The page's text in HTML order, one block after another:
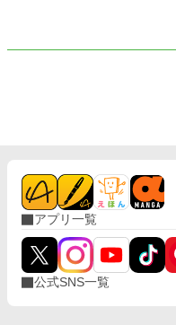
アプリ一覧
公式SNS一覧